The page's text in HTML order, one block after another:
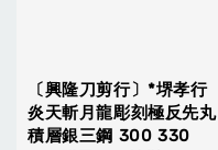
〔興隆刀剪行〕*堺孝行
炎天斬月龍彫刻極反先丸
積層銀三鋼 300 330